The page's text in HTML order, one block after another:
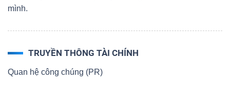
mình.
TRUYỀN THÔNG TÀI CHÍNH
Quan hệ công chúng (PR)